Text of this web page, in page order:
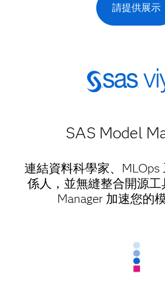
請提供展示
SAS Model
連結資料科學家、MLOps
係人，並無縫整合開源工
Manager 加速您的